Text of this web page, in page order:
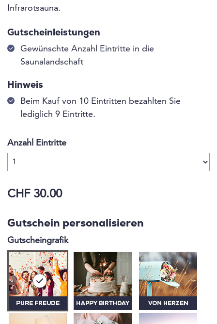
Infrarotsauna.
Gutscheinleistungen
Gewünschte Anzahl Eintritte in die
Saunalandschaft
Hinweis
Beim Kauf von 10 Eintritten bezahlten Sie
lediglich 9 Eintritte.
Anzahl Eintritte
CHF 30.00
Gutschein personalisieren
Gutscheingrafik